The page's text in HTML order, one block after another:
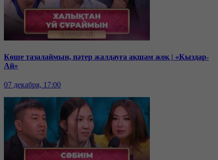
Көше тазалаймын, пәтер жалдауға ақшам жоқ | «Қыздар-
Ай»
07 декабря, 17:00